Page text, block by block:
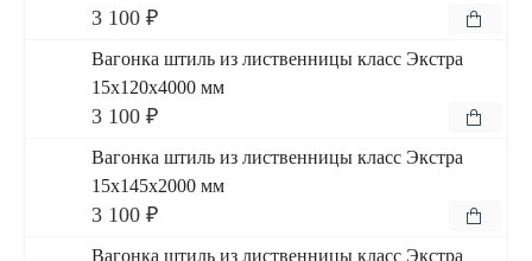
3 100 ₽
Вагонка штиль из лиственницы класс Экстра
15x120x4000 мм
3 100 ₽
Вагонка штиль из лиственницы класс Экстра
15x145x2000 мм
3 100 ₽
Вагонка штиль из лиственницы класс Экстра